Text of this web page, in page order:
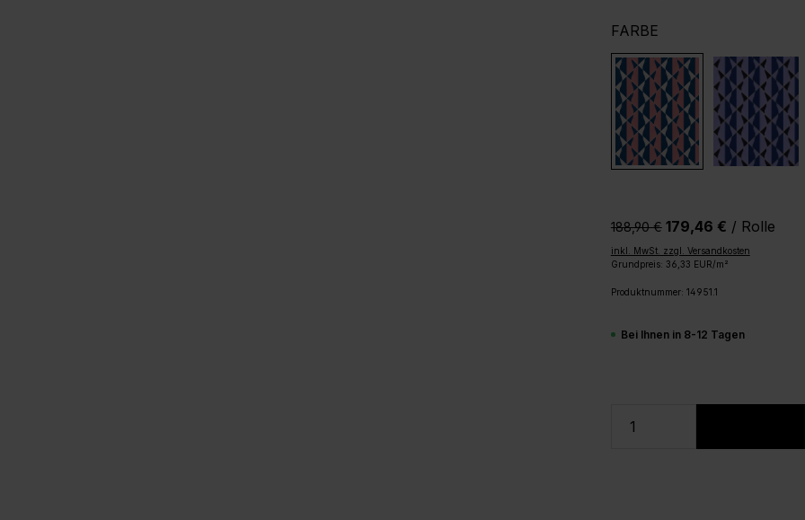
FARBEAUSWÄHLEN
188,90 €‎ 179,46 € / Rolle
inkl. MwSt. zzgl. Versandkosten
Grundpreis: 36,33 EUR/m²
Produktnummer: 14951.1
Bei Ihnen in 8-12 Tagen
Produkt Anzahl: